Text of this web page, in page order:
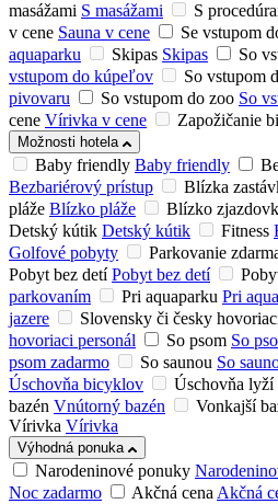
masážami S masážami S
v cene Sauna v cene Se vstupom
aquaparku
Skipas Skipas So
vstupom do kúpeľov
So vstupom
pivovaru
So vstupom do zoo So
cene Vírivka v cene Zapožičanie
Možnosti hotela
Baby friendly Baby friendly
Bezbariérový prístup
Blízka
pláže Blízko pláže Blízko
Detský kútik Detský kútik Fitness
Golfové pobyty
Parkovanie
Pobyt bez detí Pobyt bez detí
parkovaním
Pri aquaparku Pri
jazere
Slovensky či česky
hovoriaci personál
So psom So
psom zadarmo
So saunou So
Úschovňa bicyklov
Úschovňa lyží
bazén Vnútorný bazén Vonkajší
Vírivka Vírivka
Výhodná ponuka
Narodeninové ponuky
Noc zadarmo
Akčná cenaAkčná